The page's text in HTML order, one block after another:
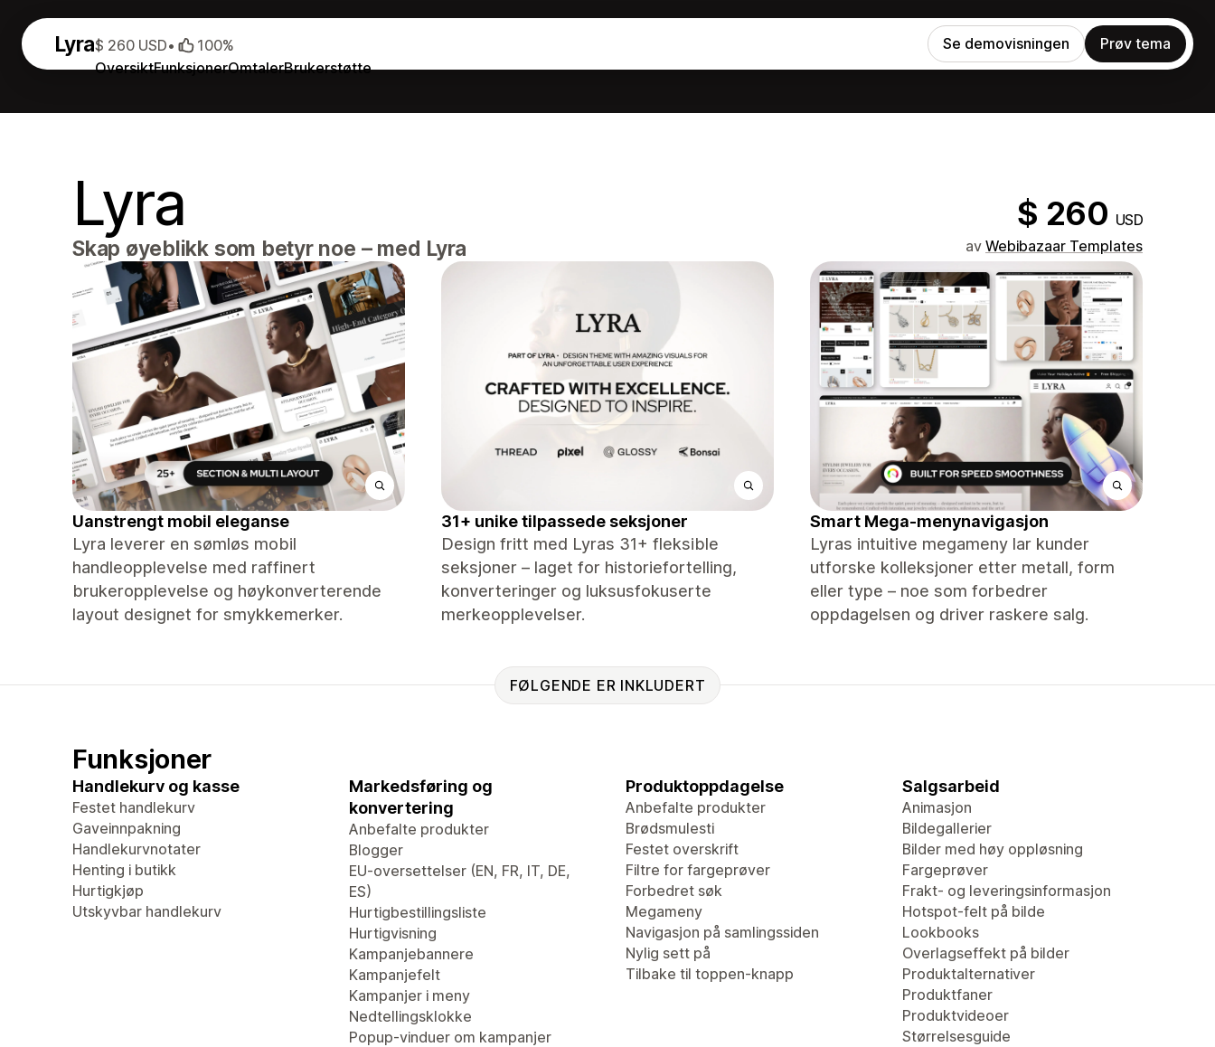
Lyra
OversiktFunksjonerOmtalerBrukerstøtte
$ 260 USD• 100% Se demovisningen Prøv tema
Lyra $ 260 USD
Skap øyeblikk som betyr noe – med Lyra av Webibazaar Templates
Uanstrengt mobil eleganse
Lyra leverer en sømløs mobil
handleopplevelse med raffinert
brukeropplevelse og høykonverterende
layout designet for smykkemerker.
31+ unike tilpassede seksjoner
Design fritt med Lyras 31+ fleksible
seksjoner – laget for historiefortelling,
konverteringer og luksusfokuserte
merkeopplevelser.
Smart Mega-menynavigasjon
Lyras intuitive megameny lar kunder
utforske kolleksjoner etter metall, form
eller type – noe som forbedrer
oppdagelsen og driver raskere salg.
FØLGENDE ER INKLUDERT
Funksjoner
Handlekurv og kasse
Festet handlekurv
Gaveinnpakning
Handlekurvnotater
Henting i butikk
Hurtigkjøp
Utskyvbar handlekurv
Markedsføring og
konvertering
Anbefalte produkter
Blogger
EU-oversettelser (EN, FR, IT, DE,
ES)
Hurtigbestillingsliste
Hurtigvisning
Kampanjebannere
Kampanjefelt
Kampanjer i meny
Nedtellingsklokke
Popup-vinduer om kampanjer
Produktoppdagelse
Anbefalte produkter
Brødsmulesti
Festet overskrift
Filtre for fargeprøver
Forbedret søk
Megameny
Navigasjon på samlingssiden
Nylig sett på
Tilbake til toppen-knapp
Salgsarbeid
Animasjon
Bildegallerier
Bilder med høy oppløsning
Fargeprøver
Frakt- og leveringsinformasjon
Hotspot-felt på bilde
Lookbooks
Overlagseffekt på bilder
Produktalternativer
Produktfaner
Produktvideoer
Størrelsesguide